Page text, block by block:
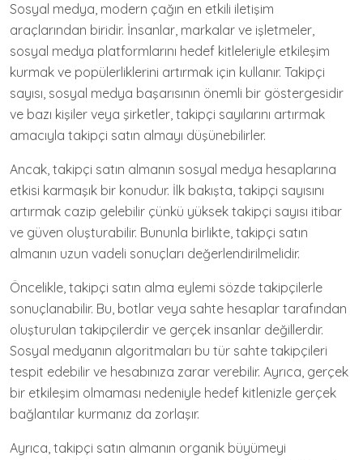
Sosyal medya, modern çağın en etkili iletişim
araçlarından biridir. İnsanlar, markalar ve işletmeler,
sosyal medya platformlarını hedef kitleleriyle etkileşim
kurmak ve popülerliklerini artırmak için kullanır. Takipçi
sayısı, sosyal medya başarısının önemli bir göstergesidir
ve bazı kişiler veya şirketler, takipçi sayılarını artırmak
amacıyla takipçi satın almayı düşünebilirler.
Ancak, takipçi satın almanın sosyal medya hesaplarına
etkisi karmaşık bir konudur. İlk bakışta, takipçi sayısını
artırmak cazip gelebilir çünkü yüksek takipçi sayısı itibar
ve güven oluşturabilir. Bununla birlikte, takipçi satın
almanın uzun vadeli sonuçları değerlendirilmelidir.
Öncelikle, takipçi satın alma eylemi sözde takipçilerle
sonuçlanabilir. Bu, botlar veya sahte hesaplar tarafından
oluşturulan takipçilerdir ve gerçek insanlar değillerdir.
Sosyal medyanın algoritmaları bu tür sahte takipçileri
tespit edebilir ve hesabınıza zarar verebilir. Ayrıca, gerçek
bir etkileşim olmaması nedeniyle hedef kitlenizle gerçek
bağlantılar kurmanız da zorlaşır.
Ayrıca, takipçi satın almanın organik büyümeyi